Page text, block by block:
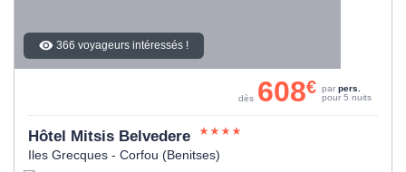
366 voyageurs intéressés !
Hôtel Mitsis Belvedere
Iles Grecques - Corfou (Benitses)
dès 608€ par pers.
pour 5 nuits